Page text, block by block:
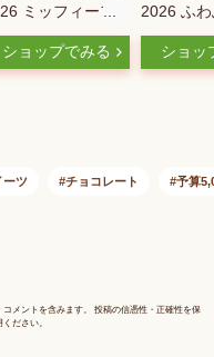
ミッフィーフ
スポーチ 24g(5
) ディック・ブル
命 バレンタイ
ショップでみる
2026 ふ
ペン付き
スイート
ギフト
ショッ
ーツ チョコレート 予算
メントを含みます。 投稿の信憑性・正確性を保
ださい。